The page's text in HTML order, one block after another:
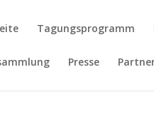
Tagungsprogramm
Presse